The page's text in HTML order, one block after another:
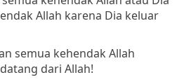
Allah karena Dia keluar
semua kehendak Allah
dari Allah!